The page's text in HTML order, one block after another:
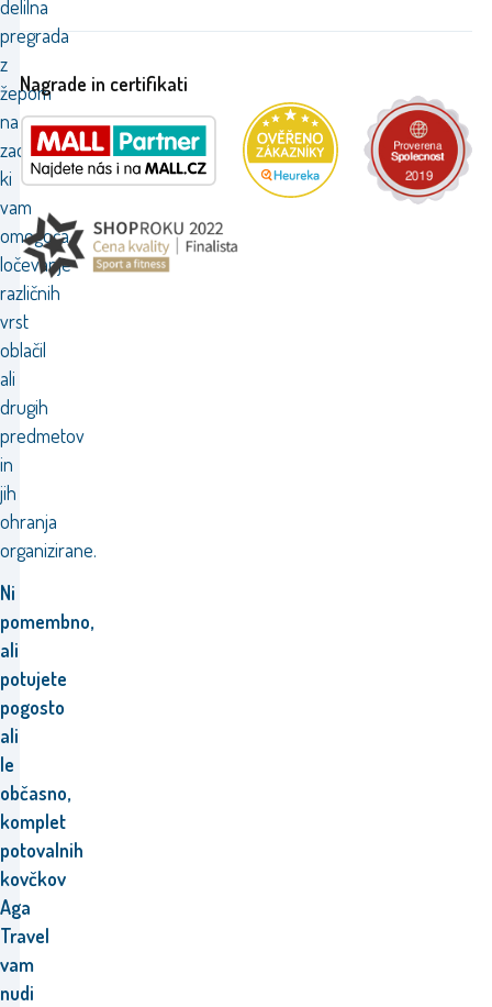
delilna
pregrada
z
žepom
na
zadrgo,
ki
vam
omogoča
ločevanje
različnih
vrst
oblačil
ali
drugih
predmetov
in
jih
ohranja
organizirane.
Ni
pomembno,
ali
potujete
pogosto
ali
le
občasno,
komplet
potovalnih
kovčkov
Aga
Travel
vam
nudi
Nagrade in certifikati